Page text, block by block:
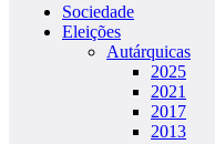
Sociedade
Eleições
Autárquicas
2025
2021
2017
2013